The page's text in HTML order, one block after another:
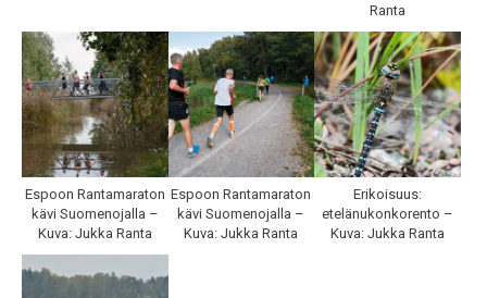
Ranta
Espoon Rantamaraton
kävi Suomenojalla –
Kuva: Jukka Ranta
Espoon Rantamaraton
kävi Suomenojalla –
Kuva: Jukka Ranta
Erikoisuus:
etelänukonkorento –
Kuva: Jukka Ranta